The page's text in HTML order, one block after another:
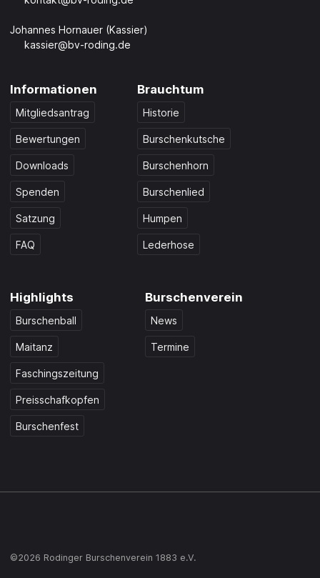
Johannes Hornauer (Kassier)
kassier@bv-roding.de
Informationen
Mitgliedsantrag
Bewertungen
Downloads
Spenden
Satzung
FAQ
Brauchtum
Historie
Burschenkutsche
Burschenhorn
Burschenlied
Humpen
Lederhose
Highlights
Burschenball
Maitanz
Faschingszeitung
Preisschafkopfen
Burschenfest
Burschenverein
News
Termine
©2026 Rodinger Burschenverein 1883 e.V.